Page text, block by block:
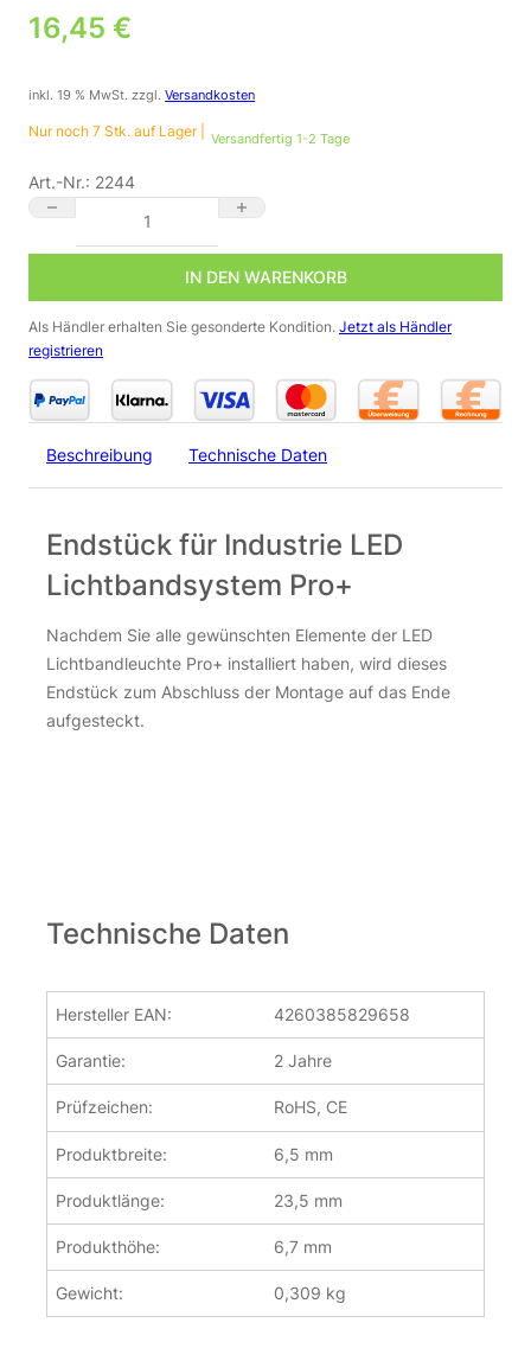
16,45 €
inkl. 19 % MwSt. zzgl.Versandkosten
Nur noch 7 Stk. auf Lager | Versandfertig 1-2 Tage
Art.-Nr.: 2244
Endstück für Industrie LED Lichtbandsystem Pro+ Menge
IN DEN WARENKORB
Als Händler erhalten Sie gesonderte Kondition. Jetzt als Händler
registrieren
Beschreibung Technische Daten
Endstück für Industrie LED
Lichtbandsystem Pro+
Nachdem Sie alle gewünschten Elemente der LED
Lichtbandleuchte Pro+ installiert haben, wird dieses
Endstück zum Abschluss der Montage auf das Ende
aufgesteckt.
Technische Daten
Hersteller EAN: 4260385829658
Garantie: 2 Jahre
Prüfzeichen: RoHS, CE
Produktbreite: 6,5 mm
Produktlänge: 23,5 mm
Produkthöhe: 6,7 mm
Gewicht: 0,309 kg